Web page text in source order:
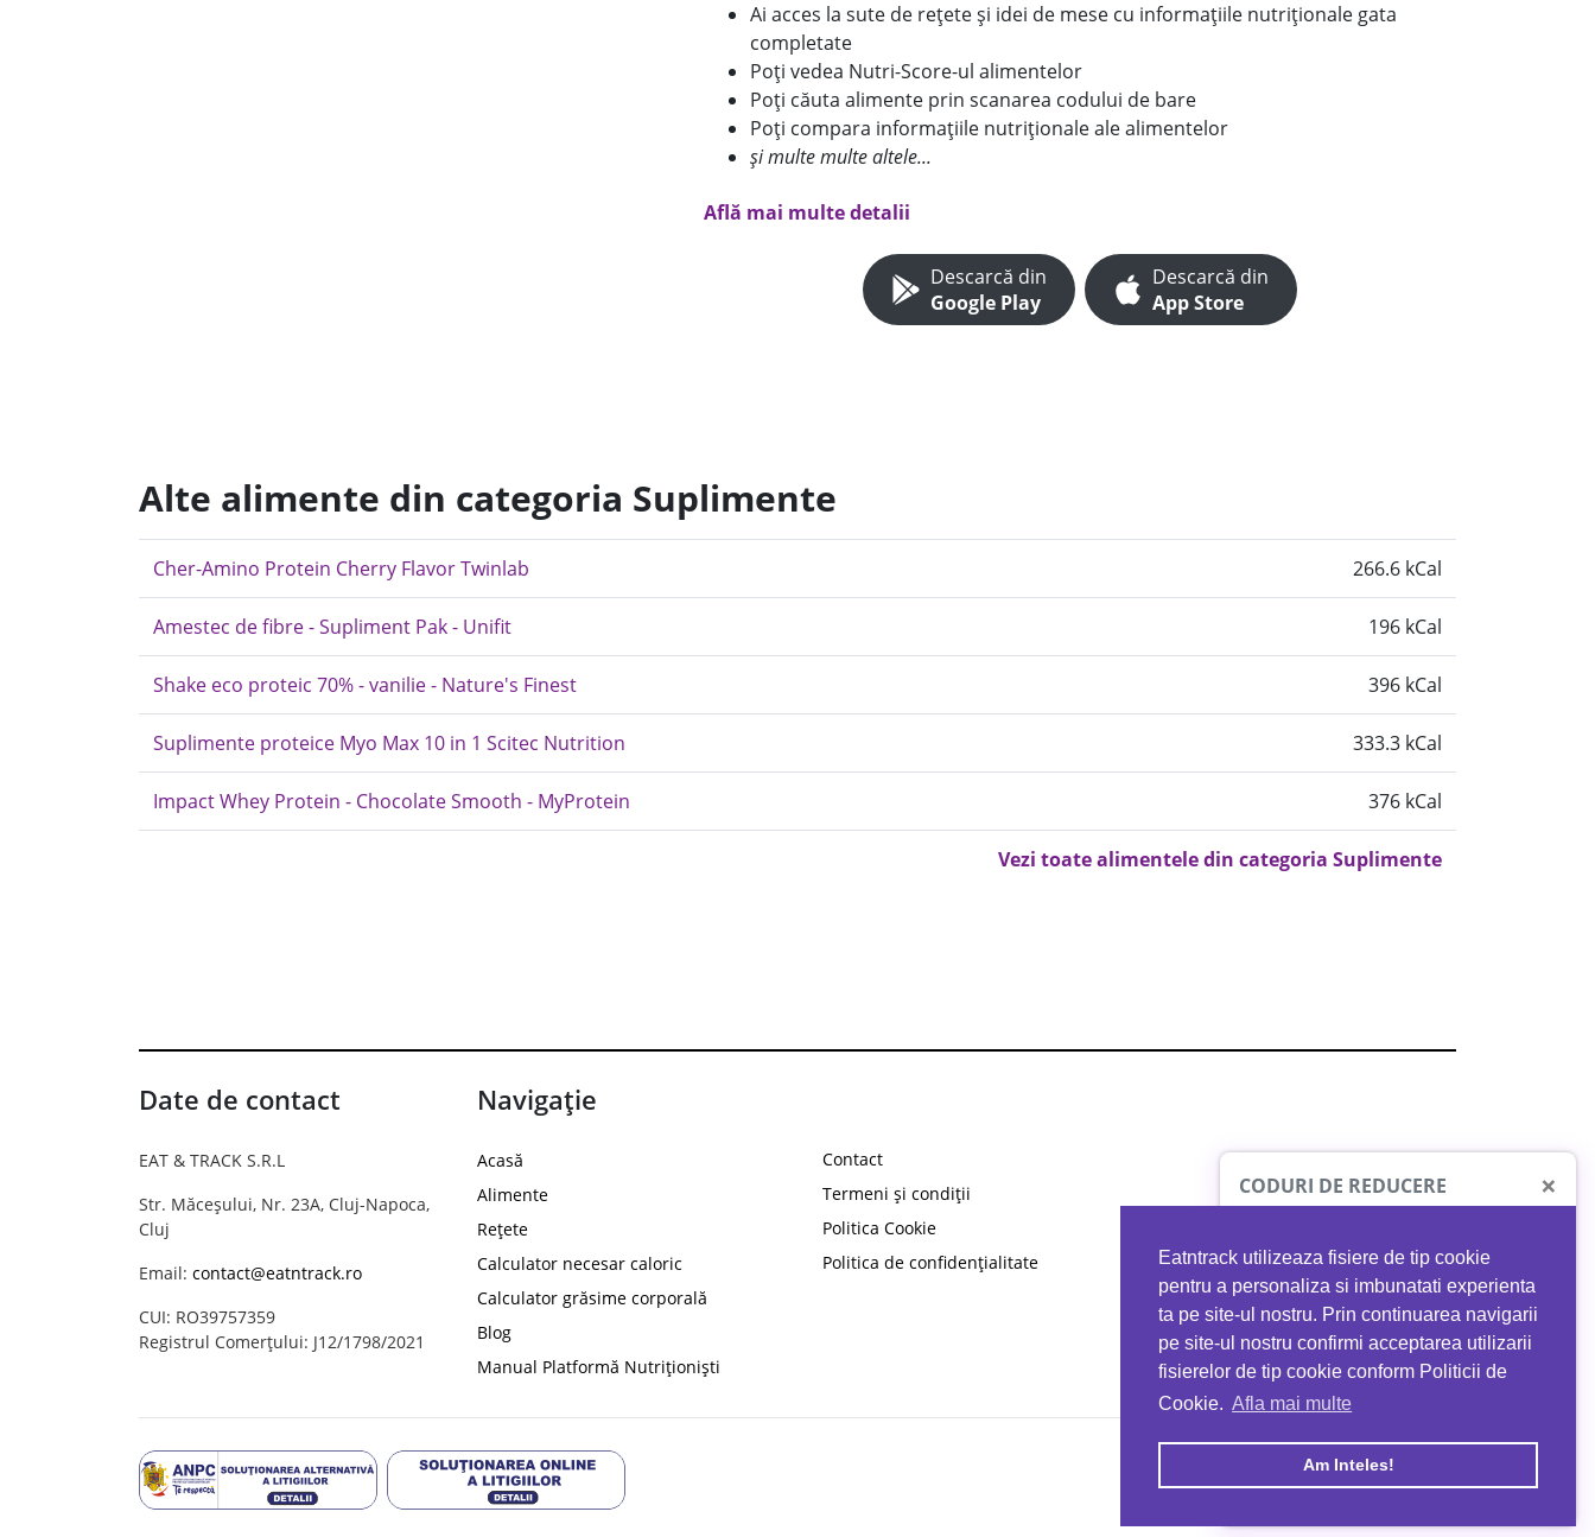
Eatntrack utilizeaza fisiere de tip cookie
pentru a personaliza si imbunatati experienta
ta pe site-ul nostru. Prin continuarea navigarii
pe site-ul nostru confirmi acceptarea utilizarii
fisierelor de tip cookie conform Politicii de
Cookie. Afla mai multe
Am Inteles!
Ai acces la sute de rețete și idei de mese cu informațiile nutriționale gata
completate
Poți vedea Nutri-Score-ul alimentelor
Poți căuta alimente prin scanarea codului de bare
Poți compara informațiile nutriționale ale alimentelor
și multe multe altele...
Află mai multe detalii
Descarcă din
Google Play
Descarcă din
App Store
Alte alimente din categoria Suplimente
Cher-Amino Protein Cherry Flavor Twinlab 266.6 kCal
Amestec de fibre - Supliment Pak - Unifit 196 kCal
Shake eco proteic 70% - vanilie - Nature's Finest 396 kCal
Suplimente proteice Myo Max 10 in 1 Scitec Nutrition 333.3 kCal
Impact Whey Protein - Chocolate Smooth - MyProtein 376 kCal
Vezi toate alimentele din categoria Suplimente
Date de contact
EAT & TRACK S.R.L
Str. Măceșului, Nr. 23A, Cluj-Napoca,
Cluj
Email: contact@eatntrack.ro
CUI: RO39757359
Registrul Comerțului: J12/1798/2021
Navigație
Acasă
Alimente
Rețete
Calculator necesar caloric
Calculator grăsime corporală
Blog
Manual Platformă Nutriționiști
Contact
Termeni și condiții
Politica Cookie
Politica de confidențialitate
CODURI DE REDUCERE ×
PROTO41
reducere la orice comandă
EATNTRACK
MYPROTEIN
Ai40%reducere la orice comandă
folosind codul EATTRACK